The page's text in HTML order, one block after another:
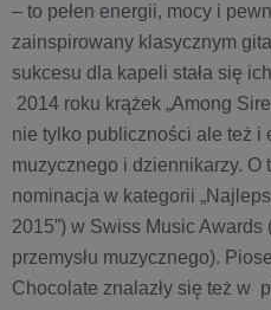
– to pełen energii, mocy i
zainspirowany klasycznym
sukcesu dla kapeli stała się
2014 roku krążek „Among
nie tylko publiczności ale też i
muzycznego i dziennikarzy. O
nominacja w kategorii
2015”) w Swiss Music
przemysłu muzycznego).
Chocolate znalazły się też w